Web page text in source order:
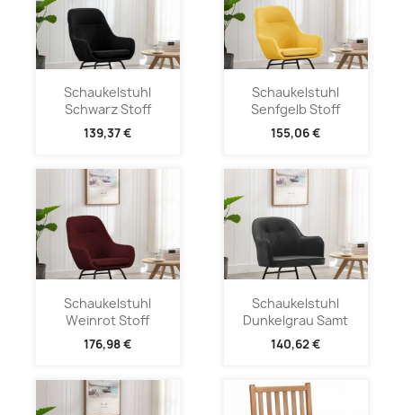
Schaukelstuhl
Schwarz Stoff
139,37 €
Schaukelstuhl
Senfgelb Stoff
155,06 €
Schaukelstuhl
Weinrot Stoff
176,98 €
Schaukelstuhl
Dunkelgrau Samt
140,62 €